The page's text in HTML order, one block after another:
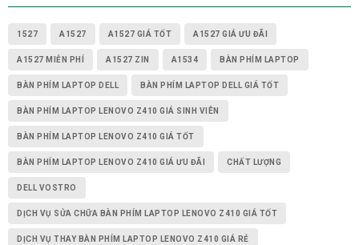
1527 A1527 A1527 GIÁ TỐT A1527 GIÁ ƯU ĐÃI
A1527 MIỄN PHÍ A1527 ZIN A1534 BÀN PHÍM LAPTOP
BÀN PHÍM LAPTOP DELL BÀN PHÍM LAPTOP DELL GIÁ TỐT
BÀN PHÍM LAPTOP LENOVO Z410 GIÁ SINH VIÊN
BÀN PHÍM LAPTOP LENOVO Z410 GIÁ TỐT
BÀN PHÍM LAPTOP LENOVO Z410 GIÁ ƯU ĐÃI CHẤT LƯỢNG
DELL VOSTRO
DỊCH VỤ SỬA CHỮA BÀN PHÍM LAPTOP LENOVO Z410 GIÁ TỐT
DỊCH VỤ THAY BÀN PHÍM LAPTOP LENOVO Z410 GIÁ RẺ